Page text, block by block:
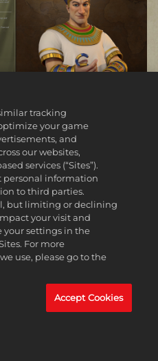
レオパトラ（エジプ
）
いては、弟のプトレマイオ
ローマへの負債や干ばつに
えていました。アレクサン
を引き起こすことを懸念し
般に開放し、首都から離れ
した。こうした困難な時代
重要な食糧源であったこと
出量の多い文明を好み、食
ます。
+1と文化力+1をもたらす。
tracking
your game
and
our websites,
services (“Sites”).
personal information
to third parties.
but limiting or declining
your visit and
your settings in the
For more
use, please go to the
Accept Cookies